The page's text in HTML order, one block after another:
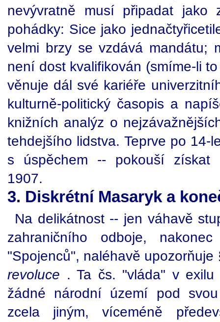
nevývratně musí připadat jako
pohádky: Sice jako
velmi brzy se vzdává mandátu;
není dost kvalifikován (smíme-li
věnuje dál své kariéře
kulturně-politický časopis a
knižních analýz o
tehdejšího lidstva. Teprve po 14-
s úspěchem -- pokouší získat
1907.
3. Diskrétní Masaryk a
Na delikátnost -- jen váhavě
zahraničního odboje,
"Spojenců", naléhavě
revoluce . Ta čs. "vláda" v exilu
žádné národní území pod
zcela jiným, víceméně